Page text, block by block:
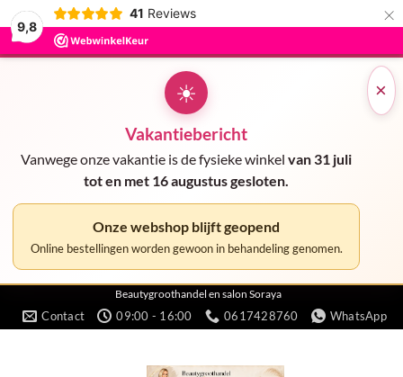
9,8
41 Reviews ×
×
☀
Vakantiebericht
Vanwege onze vakantie is de fysieke winkel van 31 juli
tot en met 16 augustus gesloten.
Onze webshop blijft geopend
Online bestellingen worden gewoon in behandeling genomen.
naar
Beautygroothandel en salon Soraya
Contact 09:00 - 16:00 0617428760 WhatsApp